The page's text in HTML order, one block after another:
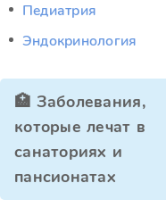
Педиатрия
Эндокринология
🏥 Заболевания,
которые лечат в
санаториях и
пансионатах